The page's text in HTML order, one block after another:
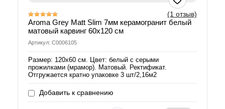
(1 отзыв)
Aroma Grey Matt Slim 7мм керамогранит белый
матовый карвинг 60х120 см
Артикул: С0006105
Размер: 120х60 см. Цвет: белый с серыми
прожилками (мрамор). Матовый. Ректификат.
Отгружается кратно упаковке 3 шт/2,16м2
Добавить к сравнению